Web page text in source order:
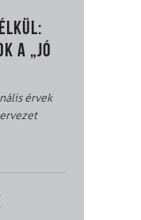
A „JÓ
érvek